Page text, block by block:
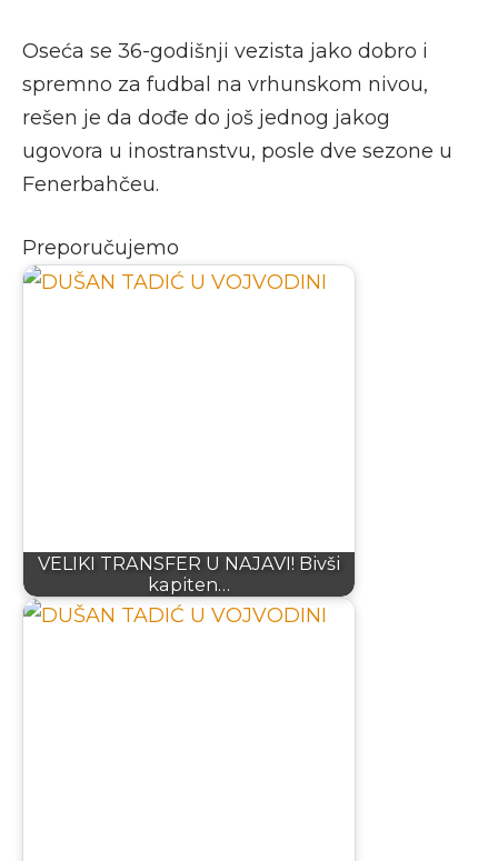
Oseća se 36-godišnji vezista jako dobro i
spremno za fudbal na vrhunskom nivou,
rešen je da dođe do još jednog jakog
ugovora u inostranstvu, posle dve sezone u
Fenerbahčeu.
Preporučujemo
VELIKI TRANSFER U NAJAVI! Bivši
kapiten…